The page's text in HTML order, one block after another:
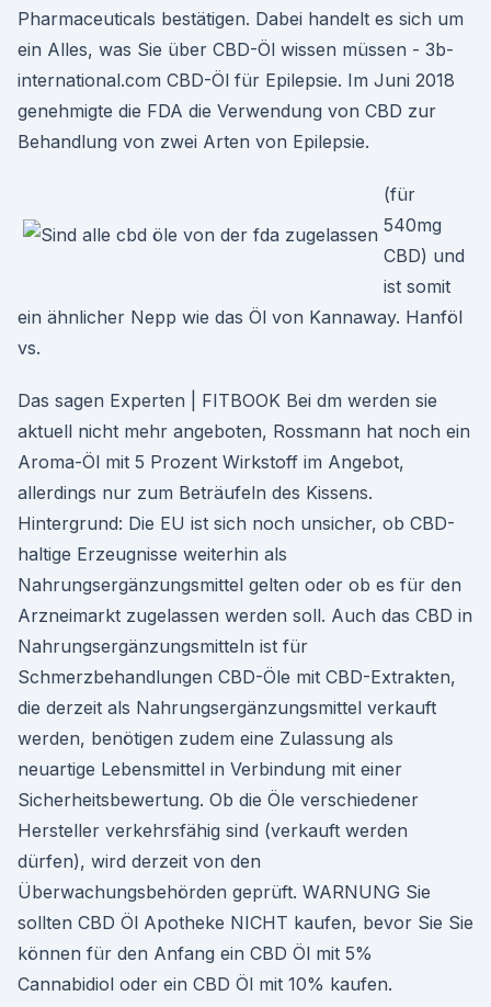
Pharmaceuticals bestätigen. Dabei handelt es sich um
ein Alles, was Sie über CBD-Öl wissen müssen - 3b-
international.com CBD-Öl für Epilepsie. Im Juni 2018
genehmigte die FDA die Verwendung von CBD zur
Behandlung von zwei Arten von Epilepsie.
(für
540mg
CBD) und
ist somit
ein ähnlicher Nepp wie das Öl von Kannaway. Hanföl
vs.
Das sagen Experten | FITBOOK Bei dm werden sie
aktuell nicht mehr angeboten, Rossmann hat noch ein
Aroma-Öl mit 5 Prozent Wirkstoff im Angebot,
allerdings nur zum Beträufeln des Kissens.
Hintergrund: Die EU ist sich noch unsicher, ob CBD-
haltige Erzeugnisse weiterhin als
Nahrungsergänzungsmittel gelten oder ob es für den
Arzneimarkt zugelassen werden soll. Auch das CBD in
Nahrungsergänzungsmitteln ist für
Schmerzbehandlungen CBD-Öle mit CBD-Extrakten,
die derzeit als Nahrungsergänzungsmittel verkauft
werden, benötigen zudem eine Zulassung als
neuartige Lebensmittel in Verbindung mit einer
Sicherheitsbewertung. Ob die Öle verschiedener
Hersteller verkehrsfähig sind (verkauft werden
dürfen), wird derzeit von den
Überwachungsbehörden geprüft. WARNUNG Sie
sollten CBD Öl Apotheke NICHT kaufen, bevor Sie Sie
können für den Anfang ein CBD Öl mit 5%
Cannabidiol oder ein CBD Öl mit 10% kaufen.